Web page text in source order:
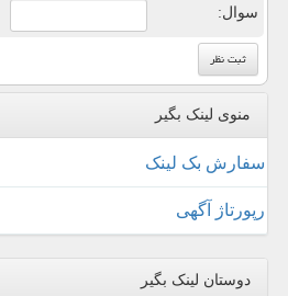
سوال:
منوی لینک بگیر
سفارش بک لینک
رپورتاژ آگهی
دوستان لینک بگیر